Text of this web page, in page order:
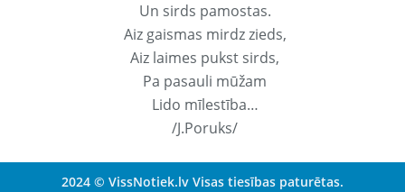
Un sirds pamostas.
Aiz gaismas mirdz zieds,
Aiz laimes pukst sirds,
Pa pasauli mūžam
Lido mīlestība…
/J.Poruks/
2024 © VissNotiek.lv Visas tiesības paturētas.